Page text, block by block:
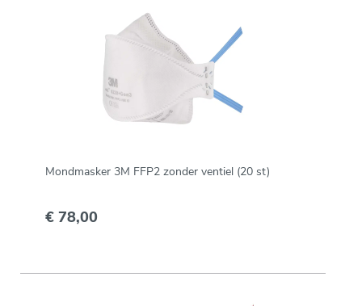
Mondmasker 3M FFP2 zonder ventiel (20 st)
€ 78,00